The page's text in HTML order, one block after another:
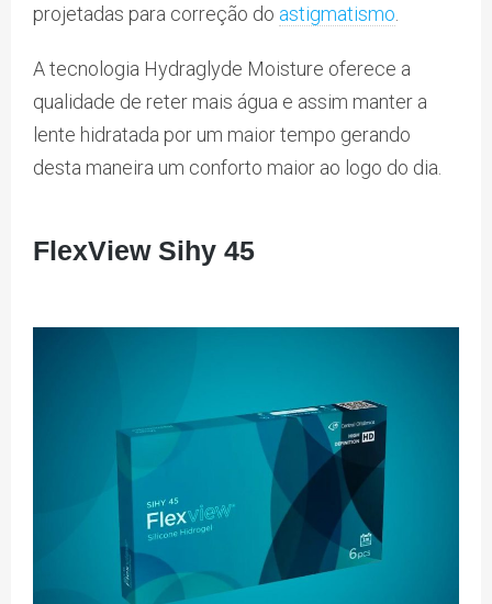
projetadas para correção do astigmatismo
A tecnologia Hydraglyde Moisture oferece a
qualidade de reter mais água e assim manter a
lente hidratada por um maior tempo gerando
desta maneira um conforto maior ao logo do dia.
FlexView Sihy 45